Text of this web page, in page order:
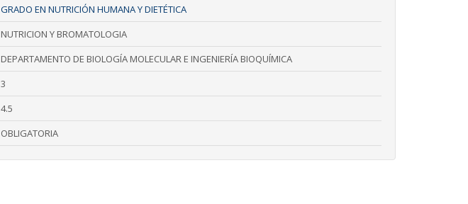
GRADO EN NUTRICIÓN HUMANA Y DIETÉTICA
NUTRICION Y BROMATOLOGIA
DEPARTAMENTO DE BIOLOGÍA MOLECULAR E INGENIERÍA BIOQUÍMICA
3
4.5
OBLIGATORIA